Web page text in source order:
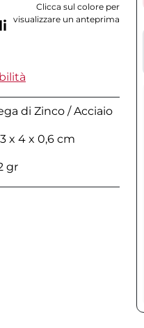
Clicca sul colore per
visualizzare un anteprima
di Zinco / Acciaio
x 4 x 0,6 cm
gr